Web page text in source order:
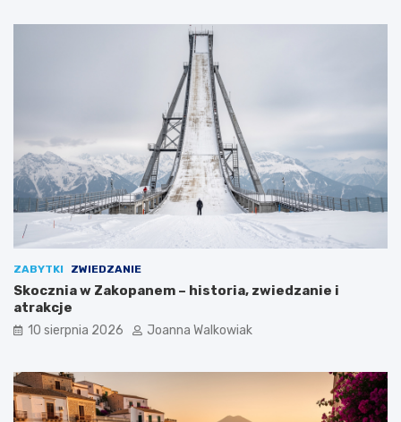
ZABYTKI ZWIEDZANIE
Skocznia w Zakopanem – historia, zwiedzanie i
atrakcje
10 sierpnia 2026 Joanna Walkowiak